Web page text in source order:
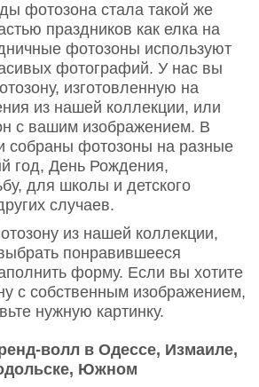
фотозона стала такой же
праздников как елка на
фотозоны используют
фотографий. У нас вы
изготовленную на
из нашей коллекции, или
с вашим изображением. В
собраны фотозоны на разные
год, День Рождения,
для школы и детского
случаев.
из нашей коллекции,
понравившееся
форму. Если вы хотите
с собственным изображением,
нужную картинку.
волл в Одессе, Измаиле,
Южном